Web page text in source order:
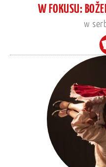
W FOKUSU:
w